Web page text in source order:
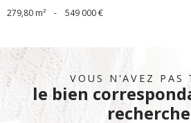
279,80 m² - 549 000 €
VOUS N'AVEZ PAS
le bien